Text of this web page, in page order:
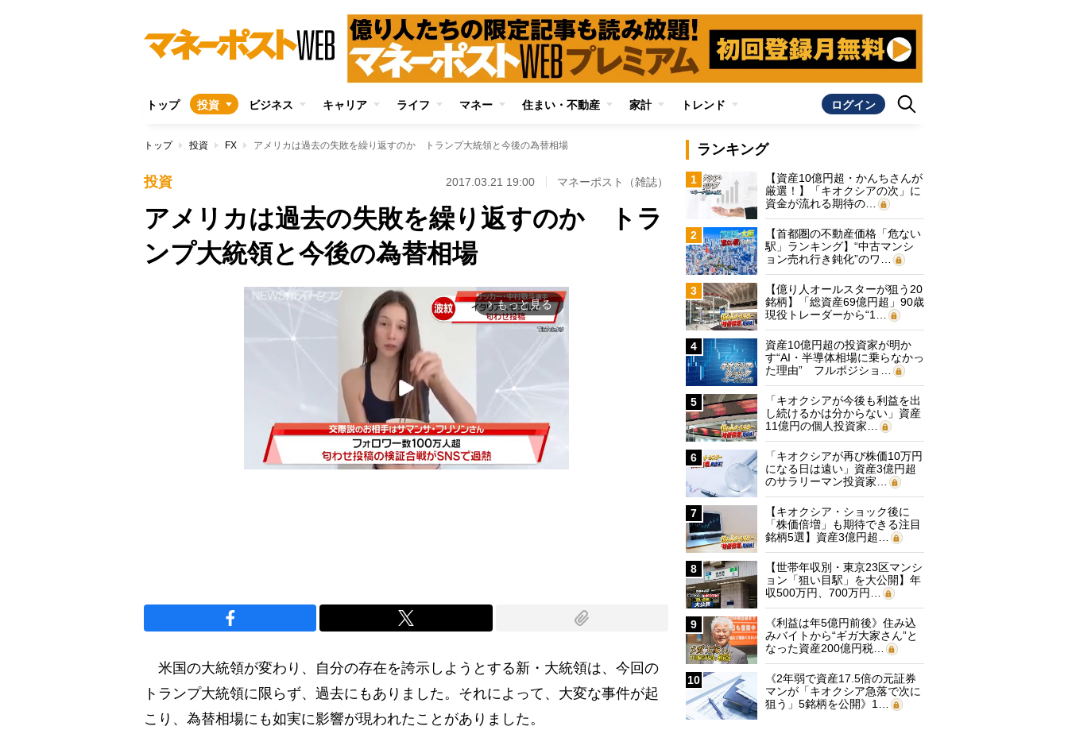
トップ 投資 ビジネス キャリア ライフ マネー 住まい・不動産 家計 トレンド ログイン
トップ 投資 FX アメリカは過去の失敗を繰り返すのか トランプ大統領と今後の為替相場
投資 2017.03.21 19:00 マネーポスト（雑誌）
アメリカは過去の失敗を繰り返すのか トラ
ンプ大統領と今後の為替相場
arrow_forward_ios もっと見る
米国の大統領が変わり、自分の存在を誇示しようとする新・大統領は、今回の
トランプ大統領に限らず、過去にもありました。それによって、大変な事件が起
こり、為替相場にも如実に影響が現われたことがありました。
ランキング
1
【資産10億円超・かんちさんが
厳選！】「キオクシアの次」に
資金が流れる期待の…
2
【首都圏の不動産価格「危ない
駅」ランキング】“中古マンシ
ョン売れ行き鈍化”のワ…
3
【億り人オールスターが狙う20
銘柄】「総資産69億円超」90歳
現役トレーダーから“1…
4
資産10億円超の投資家が明か
す“AI・半導体相場に乗らなかっ
た理由” フルポジショ…
5
「キオクシアが今後も利益を出
し続けるかは分からない」資産
11億円の個人投資家…
6
「キオクシアが再び株価10万円
になる日は遠い」資産3億円超
のサラリーマン投資家…
7
【キオクシア・ショック後に
「株価倍増」も期待できる注目
銘柄5選】資産3億円超…
8
【世帯年収別・東京23区マンシ
ョン「狙い目駅」を大公開】年
収500万円、700万円…
9
《利益は年5億円前後》住み込
みバイトから“ギガ大家さん”と
なった資産200億円税…
10
《2年弱で資産17.5倍の元証券
マンが「キオクシア急落で次に
狙う」5銘柄を公開》1…